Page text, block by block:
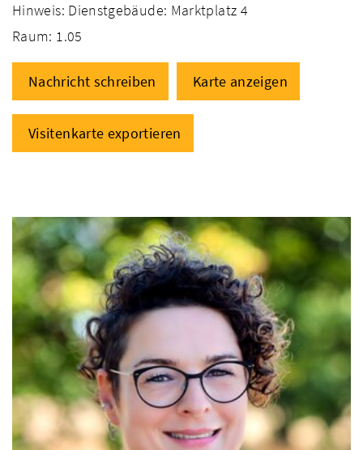
Hinweis: Dienstgebäude: Marktplatz 4
Raum: 1.05
Nachricht schreiben Karte anzeigen
Visitenkarte exportieren